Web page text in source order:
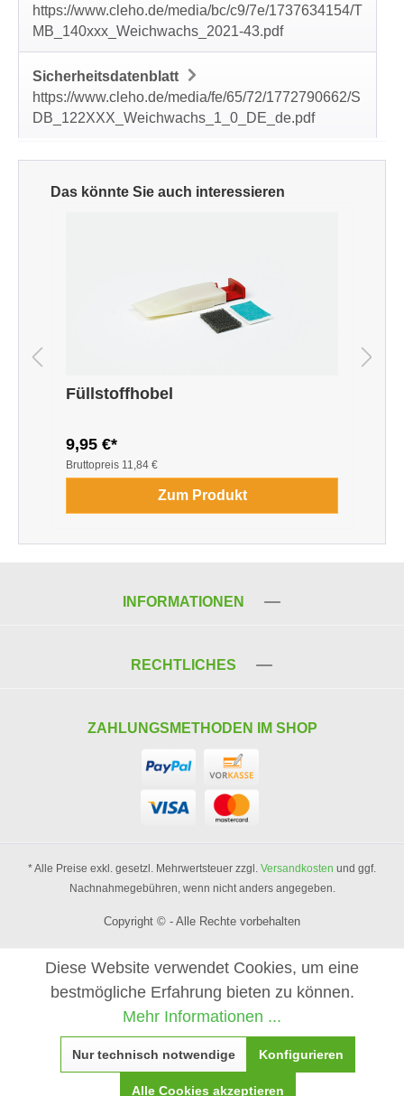
https://www.cleho.de/media/bc/c9/7e/1737634154/T
MB_140xxx_Weichwachs_2021-43.pdf
Sicherheitsdatenblatt
https://www.cleho.de/media/fe/65/72/1772790662/S
DB_122XXX_Weichwachs_1_0_DE_de.pdf
Produktgalerie überspringen
Das könnte Sie auch interessieren
Füllstoffhobel
9,95 €*
Bruttopreis 11,84 €
Zum Produkt
INFORMATIONEN
RECHTLICHES
ZAHLUNGSMETHODEN IM SHOP
* Alle Preise exkl. gesetzl. Mehrwertsteuer zzgl. Versandkosten und ggf.
Nachnahmegebühren, wenn nicht anders angegeben.
Copyright © - Alle Rechte vorbehalten
Diese Website verwendet Cookies, um eine
bestmögliche Erfahrung bieten zu können.
Mehr Informationen ...
Nur technisch notwendige Konfigurieren
Alle Cookies akzeptieren